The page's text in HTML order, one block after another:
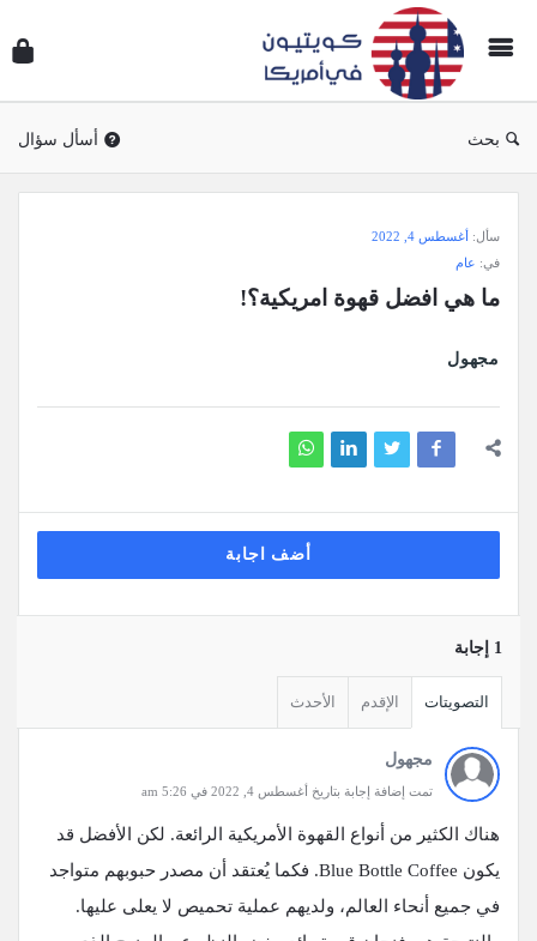
بحث أسأل سؤال
وجواب
أمريكا
سأل: أغسطس 4, 2022
في: عام
ما هي افضل قهوة امريكية؟!
مجهول
أضف اجابة
‫1 إجابة
التصويتات الإقدم الأحدث
مجهول
تمت إضافة إجابة بتاريخ أغسطس 4, 2022 في 5:26 am
هناك الكثير من أنواع القهوة الأمريكية الرائعة. لكن الأفضل قد
يكون Blue Bottle Coffee. فكما يُعتقد أن مصدر حبوبهم متواجد
في جميع أنحاء العالم، ولديهم عملية تحميص لا يعلى عليها.